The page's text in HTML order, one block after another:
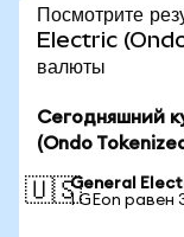
Посмотрите
Electric
валюты
Сегодняшний
(Ondo
🇺🇸General
1 GEon равен